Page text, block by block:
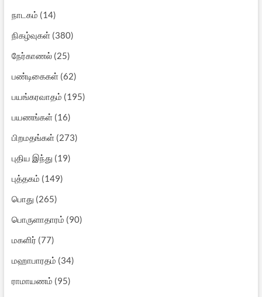
நாடகம் (14)
நிகழ்வுகள்(380)
நேர்காணல்(25)
பண்டிகைகள்(62)
பயங்கரவாதம் (195)
பயணங்கள்(16)
பிறமதங்கள்(273)
புதிய இந்து (19)
புத்தகம் (149)
பொது (265)
பொருளாதாரம் (90)
மகளிர் (77)
மஹாபாரதம் (34)
ராமாயணம் (95)